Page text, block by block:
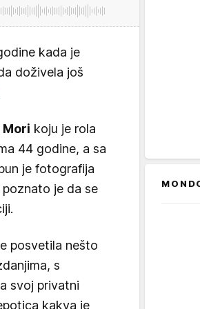
kada je
doživela još
Mori koju je rola
44 godine, a sa
je fotografija
je da se
posvetila nešto
s
svoj privatni
kakva je